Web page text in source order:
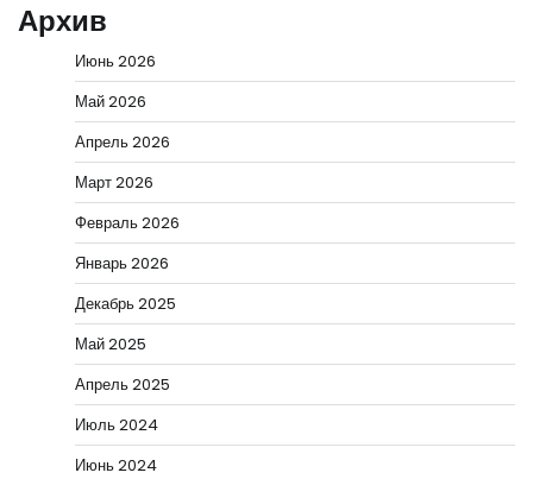
Архив
Июнь 2026
Май 2026
Апрель 2026
Март 2026
Февраль 2026
Январь 2026
Декабрь 2025
Май 2025
Апрель 2025
Июль 2024
Июнь 2024